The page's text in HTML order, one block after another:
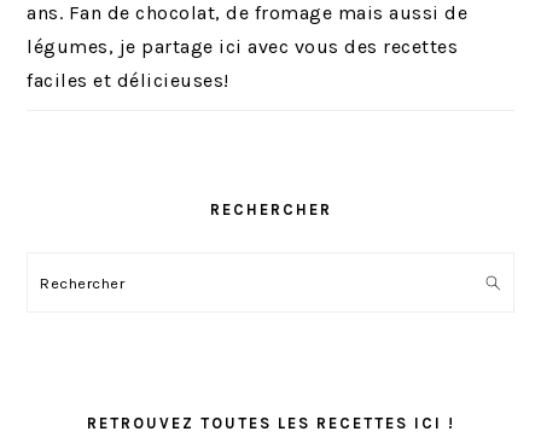
ans. Fan de chocolat, de fromage mais aussi de
légumes, je partage ici avec vous des recettes
faciles et délicieuses!
RECHERCHER
Rechercher
RETROUVEZ TOUTES LES RECETTES ICI !